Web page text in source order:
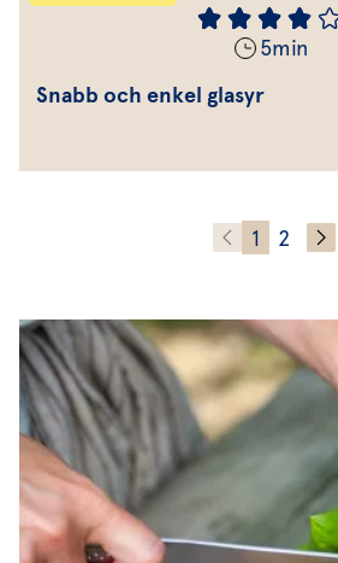
5min
Snabb och enkel glasyr
1 2